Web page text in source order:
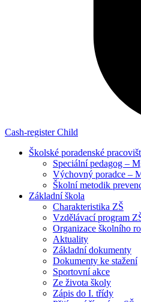
Cash-register Child
Školské poradenské
Speciální pedagog –
Výchovný poradce –
Školní metodik
Základní škola
Charakteristika ZŠ
Vzdělávací program
Organizace školního
Aktuality
Základní dokumenty
Dokumenty ke stažení
Sportovní akce
Ze života školy
Zápis do I. třídy